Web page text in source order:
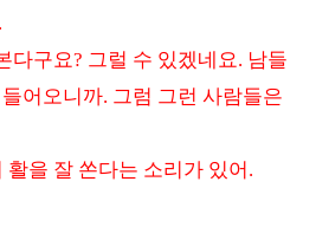
.
다구요? 그럴 수 있겠네요. 남들
어오니까. 그럼 그런 사람들은
을 잘 쏜다는 소리가 있어.